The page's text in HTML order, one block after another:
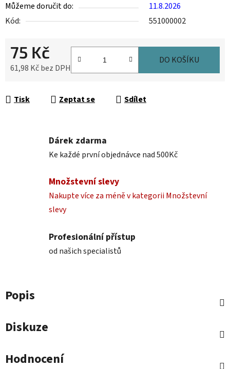
Můžeme doručit do:
11.8.2026
Kód:
551000002
75 Kč
61,98 Kč bez DPH
DO KOŠÍKU
Tisk Zeptat se Sdílet
Dárek zdarma
Ke každé první objednávce nad 500Kč
Množstevní slevy
Nakupte více za méně v kategorii Množstevní
slevy
Profesionální přístup
od našich specialistů
Popis
Diskuze
Hodnocení